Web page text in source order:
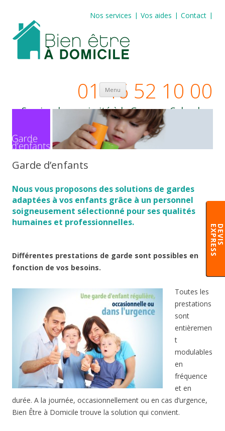
D
E
V
I
S
E
X
P
R
E
S
S
Nos services Vos aides Contact
01 46 52 10 00
Service de proximité à la Garenne Colombes
et à Courbevoie
Menu Aller au contenu principal
Garde d’enfants
Nous vous proposons des solutions de gardes
adaptées à vos enfants grâce à un personnel
soigneusement sélectionné pour ses qualités
humaines et professionnelles.
Différentes prestations de garde sont possibles en
fonction de vos besoins.
Toutes les
prestations
sont
entièremen
t
modulables
en
fréquence
et en
durée. A la journée, occasionnellement ou en cas d’urgence,
Bien Être à Domicile trouve la solution qui convient.